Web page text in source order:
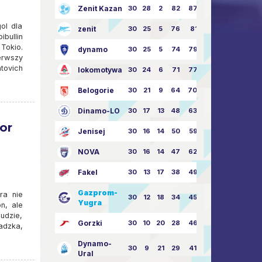
dla
nie
ale
Zenit Kazan 30 28 2 82 87:24
zenit 30 25 5 76 81:21
dynamo 30 25 5 74 79:26
lokomotywa 30 24 6 71 77:33
Belogorie 30 21 9 64 70:40
Dinamo-LO 30 17 13 48 63:57
Jenisej 30 16 14 50 59:53
NOVA 30 16 14 47 62:58
Fakel 30 13 17 38 49:62
Gazprom-
Yugra
30 12 18 34 45:63
Gorzki 30 10 20 28 46:73
Dynamo-
Ural
30 9 21 29 41:70